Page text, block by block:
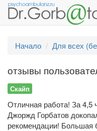
Начало
Для всех
отзывы
Скайп
Отличная работа! За 4,5
Джоржд Горбатов
рекомендации! Большая